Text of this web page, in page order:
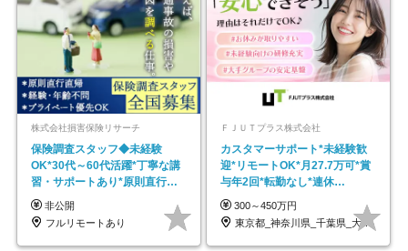
株式会社損害保険リサーチ
保険調査スタッフ◆未経験
OK*30代～60代活躍*丁寧な講
習・サポートあり*原則直行直
帰／全国募集・業務委託
非公開
フルリモートあり
ＦＪＵＴプラス株式会社
カスタマーサポート*未経験歓
迎*リモートOK*月27.7万可*賞
与年2回*転勤なし*連休
OK/ZE010232
300～450万円
東京都_神奈川県_千葉県_大阪府_愛知県…